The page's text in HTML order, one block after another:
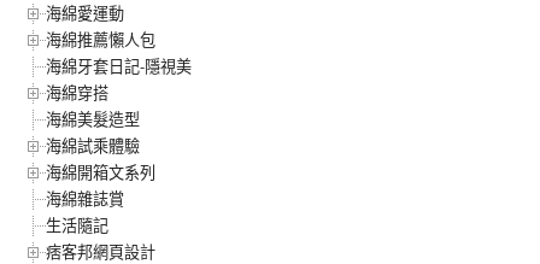
海綿愛運動
海綿推薦懶人包
海綿牙套日記-隱視美
海綿穿搭
海綿美髮造型
海綿試乘體驗
海綿開箱文系列
海綿雜誌賞
生活隨記
痞客邦網頁設計